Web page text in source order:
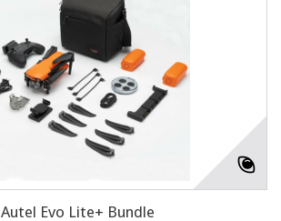
Autel Evo Lite+ Bundle